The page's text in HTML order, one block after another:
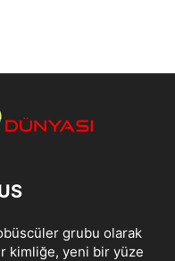
grubu olarak
kimliğe, yeni bir yüze